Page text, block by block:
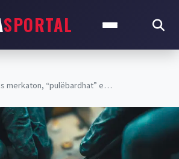
SPORTAL
merkaton, “pulëbardhat” e…